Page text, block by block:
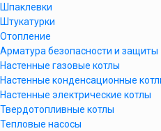
Шпаклевки
Штукатурки
Отопление
Арматура безопасности и защиты
Настенные газовые котлы
Настенные конденсационные
Настенные электрические котлы
Твердотопливные котлы
Тепловые насосы